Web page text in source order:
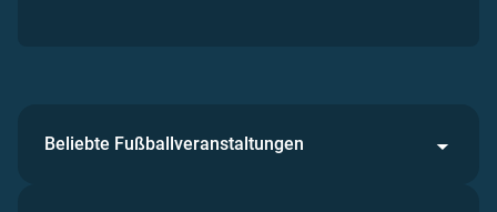
Beliebte Fußballveranstaltungen